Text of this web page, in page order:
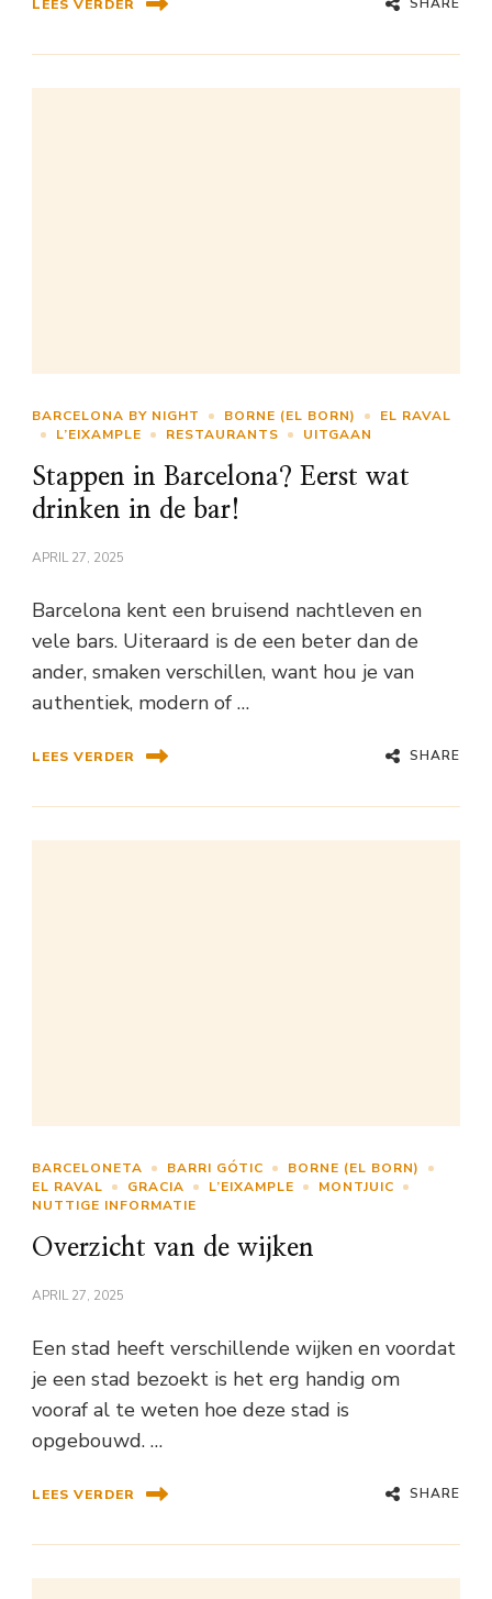
LEES VERDER
BARCELONA BY NIGHT BORNE (EL BORN)
EL RAVAL
L’EIXAMPLE
RESTAURANTS UITGAAN
Stappen in Barcelona? Eerst wat
drinken in de bar!
APRIL 27, 2025
Barcelona kent een bruisend nachtleven en
vele bars. Uiteraard is de een beter dan de
ander, smaken verschillen, want hou je van
authentiek, modern of …
LEES VERDER SHARE
BARCELONETA BARRI GÓTIC
BORNE (EL BORN)
EL RAVAL
GRACIA L’EIXAMPLE
MONTJUIC
NUTTIGE INFORMATIE
Overzicht van de wijken
APRIL 27, 2025
Een stad heeft verschillende wijken en voordat
je een stad bezoekt is het erg handig om
vooraf al te weten hoe deze stad is
opgebouwd. …
LEES VERDER SHARE